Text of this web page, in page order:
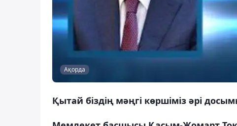
Ақорда
Қытай біздің мәңгі көршіміз әрі